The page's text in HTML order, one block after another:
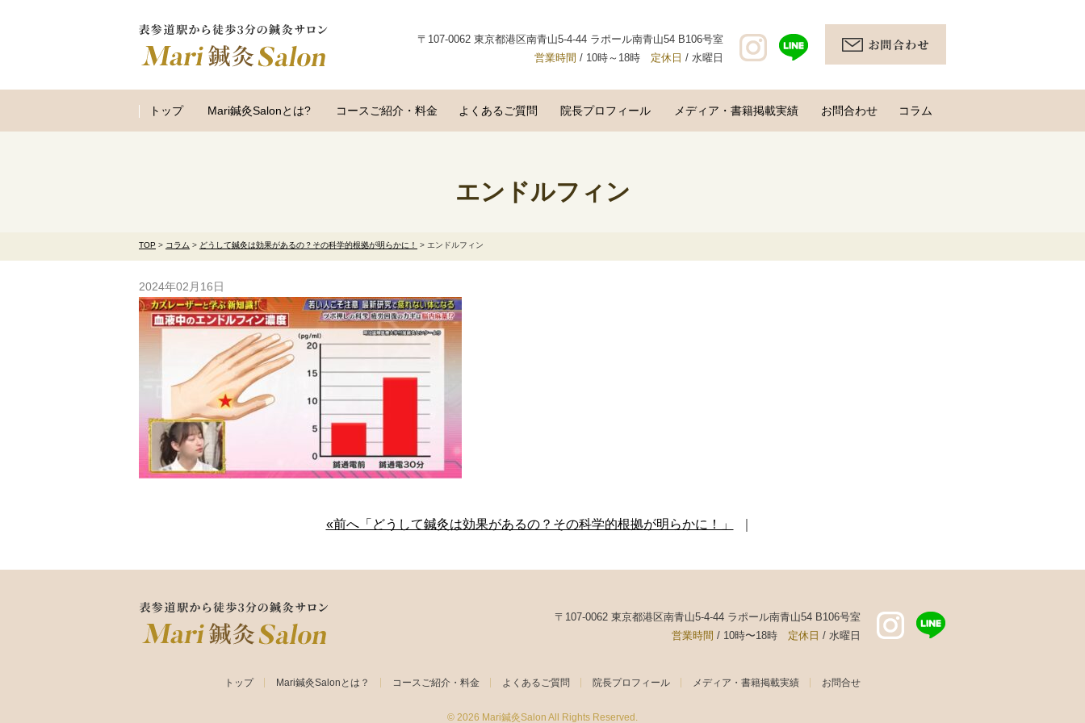
〒107-0062 東京都港区南青山5-4-44 ラポール南青山54 B106号室
営業時間 / 10時～18時 定休日 / 水曜日
トップ Mari鍼灸Salonとは? コースご紹介・料金 よくあるご質問 院長プロフィール メディア・書籍掲載実績 お問合わせ コラム
エンドルフィン
TOP > コラム > どうして鍼灸は効果があるの？その科学的根拠が明らかに！ > エンドルフィン
2024年02月16日
«前へ「どうして鍼灸は効果があるの？その科学的根拠が明らかに！」
〒107-0062 東京都港区南青山5-4-44 ラポール南青山54 B106号室
営業時間 / 10時〜18時 定休日 / 水曜日
トップ Mari鍼灸Salonとは？ コースご紹介・料金 よくあるご質問 院長プロフィール メディア・書籍掲載実績 お問合せ
© 2026 Mari鍼灸Salon All Rights Reserved.